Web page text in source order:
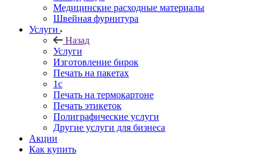
Медицинские расходные материалы
Швейная фурнитура
Услуги
Назад
Услуги
Изготовление бирок
Печать на пакетах
1c
Печать на термокартоне
Печать этикеток
Полиграфические услуги
Другие услуги для бизнеса
Акции
Как купить